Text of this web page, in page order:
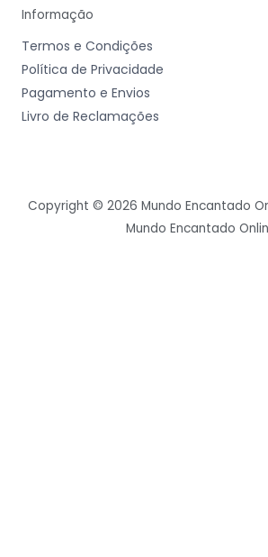
Informação
Termos e Condições
Política de Privacidade
Pagamento e Envios
Livro de Reclamações
Copyright © 2026 Mundo Encantado
Mundo Encantado